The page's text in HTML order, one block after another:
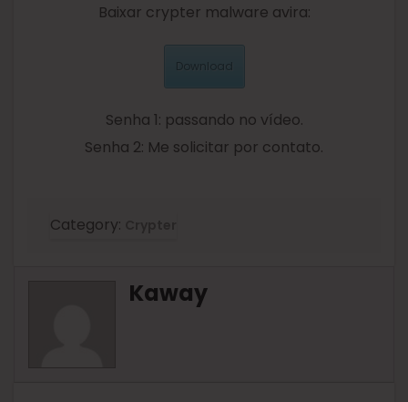
Baixar crypter malware avira:
Download
Senha 1: passando no vídeo.
Senha 2: Me solicitar por contato.
Category:
Kaway